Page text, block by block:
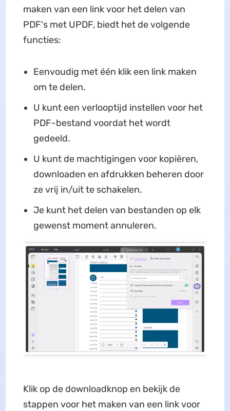
maken van een link voor het delen van
PDF's met UPDF, biedt het de volgende
functies:
Eenvoudig met één klik een link maken
om te delen.
U kunt een verlooptijd instellen voor het
PDF-bestand voordat het wordt
gedeeld.
U kunt de machtigingen voor kopiëren,
downloaden en afdrukken beheren door
ze vrij in/uit te schakelen.
Je kunt het delen van bestanden op elk
gewenst moment annuleren.
Klik op de downloadknop en bekijk de
stappen voor het maken van een link voor